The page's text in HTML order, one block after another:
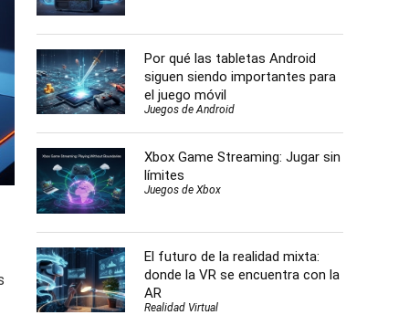
Por qué las tabletas Android
siguen siendo importantes para
el juego móvil
Juegos de Android
Xbox Game Streaming: Jugar sin
límites
Juegos de Xbox
El futuro de la realidad mixta:
donde la VR se encuentra con la
AR
Realidad Virtual